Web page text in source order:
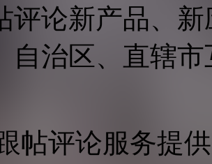
评论新产品、
自治区、直辖
帖评论服务提